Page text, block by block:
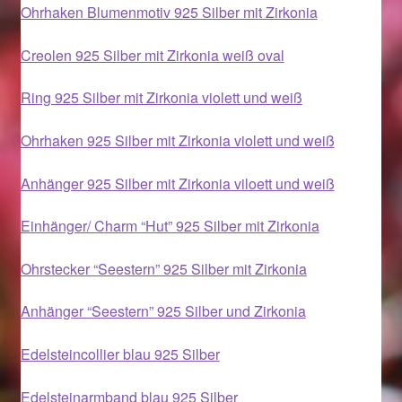
Im Gedenken an
Impressum
Liefer- und Versandkosten
Magisches und Festliches zu Halloween
Ohrhaken Blumenmotiv 925 Silber mit Zirkonia
Creolen 925 Silber mit Zirkonia weiß oval
Ring 925 Silber mit Zirkonia violett und weiß
Ohrhaken 925 Silber mit Zirkonia violett und weiß
Anhänger 925 Silber mit Zirkonia viloett und weiß
Einhänger/ Charm “Hut” 925 Silber mit Zirkonia
Ohrstecker “Seestern” 925 Silber mit Zirkonia
Anhänger “Seestern” 925 Silber und Zirkonia
Edelsteincollier blau 925 Silber
Edelsteinarmband blau 925 Silber